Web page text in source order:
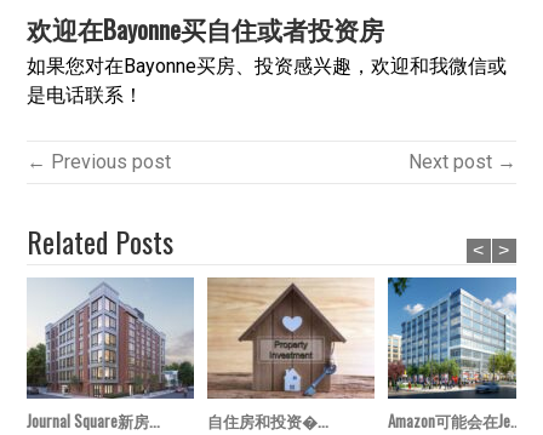
欢迎在Bayonne买自住或者投资房
如果您对在Bayonne买房、投资感兴趣，欢迎和我微信或
是电话联系！
← Previous post Next post →
Related Posts
Journal Square新房... 自住房和投资�... Amazon可能会在Je...
< >